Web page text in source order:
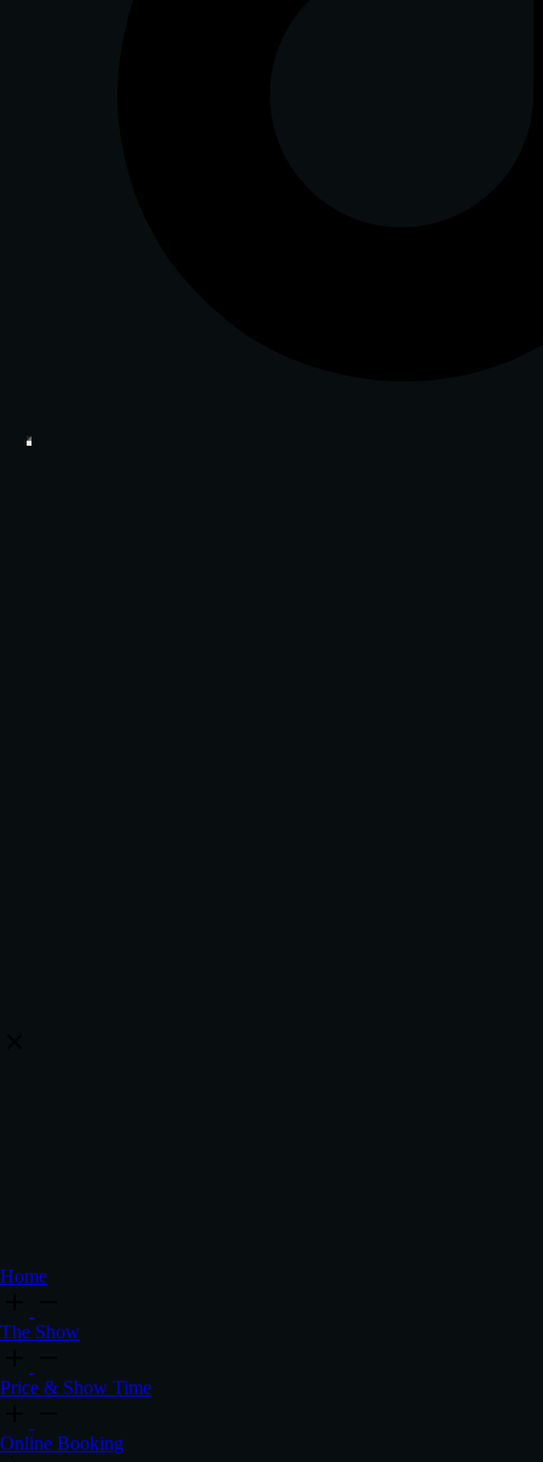
Home
The Show
Price & Show Time
Online Booking